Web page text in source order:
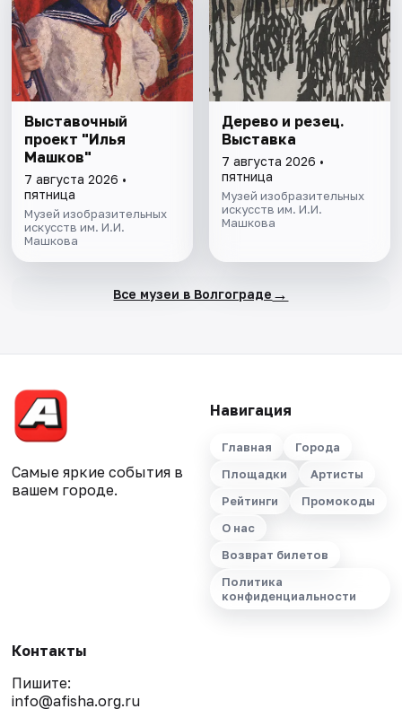
Выставочный
проект "Илья
Машков"
7 августа 2026 •
пятница
Музей изобразительных
искусств им. И.И.
Машкова
Дерево и резец.
Выставка
7 августа 2026 •
пятница
Музей изобразительных
искусств им. И.И.
Машкова
Все музеи в Волгограде →
Самые яркие события в
вашем городе.
Навигация
Главная
Города
Площадки
Артисты
Рейтинги
Промокоды
О нас
Возврат билетов
Политика
конфиденциальности
Контакты
Пишите:
info@afisha.org.ru